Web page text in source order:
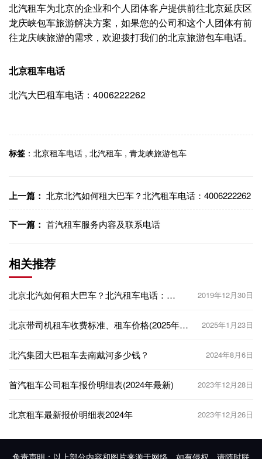
北汽租车为北京的企业和个人团体客户提供前往北京延庆区
龙庆峡包车旅游解决方案，如果您的公司和这个人团体有前
往龙庆峡旅游的需求，欢迎拨打我们的北京旅游包车电话。
北京租车电话
北汽大巴租车电话：4006222262
标签 ： 北京租车电话 , 北汽租车 , 青龙峡旅游包车
上一篇： 北京北汽如何租大巴车？北汽租车电话：4006222262
下一篇： 首汽租车服务内容及联系电话
相关推荐
北京北汽如何租大巴车？北汽租车电话：
2019年12月30日
北京带司机租车收费标准、租车价格(2025年版
2025年1月23日
北汽集团大巴租车去南戴河多少钱？ 2024年8月6日
首汽租车公司租车报价明细表(2024年最新) 2023年12月28日
北京租车最新报价明细表2024年 2023年12月26日
免责声明：以上部分内容和图片来源于网络，如有侵权，请随时联